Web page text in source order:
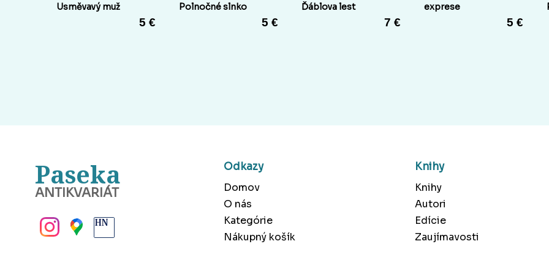
Usměvavý muž
5 €
Polnočné slnko
5 €
Ďáblova lest
7 €
exprese
5 €
Paseka
ANTIKVARIÁT
Odkazy
Domov
O nás
Kategórie
Nákupný košík
Knihy
Knihy
Autori
Edície
Zaujímavosti